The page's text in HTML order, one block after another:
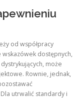
od współpracy
wskazówek dostępnych,
może
Rownie, jednak,
utrwalić standardy i